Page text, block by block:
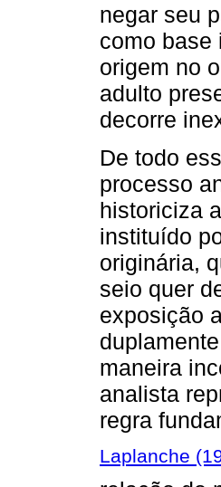
negar seu
como base
origem no
adulto
decorre
De todo
processo
historiciza
instituído
originária,
seio quer
exposição
maneira
analista
regra
Laplanche